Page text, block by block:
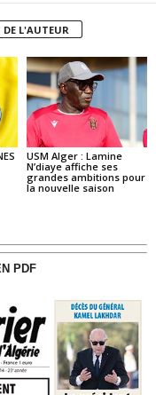
DE L'AUTEUR
USM Alger : Lamine
N’diaye affiche ses
grandes ambitions pour
la nouvelle saison
PDF